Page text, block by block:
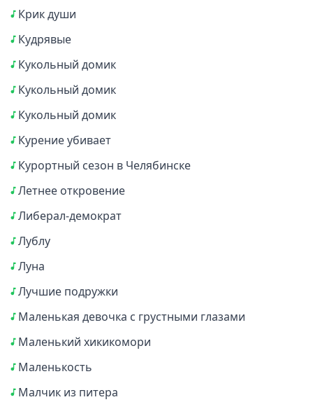
Крик души
Кудрявые
Кукольный домик
Кукольный домик
Кукольный домик
Курение убивает
Курортный сезон в Челябинске
Летнее откровение
Либерал-демократ
Лублу
Луна
Лучшие подружки
Маленькая девочка с грустными глазами
Маленький хикикомори
Маленькость
Малчик из питера